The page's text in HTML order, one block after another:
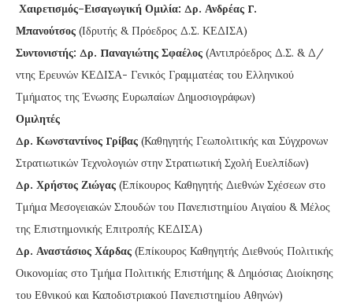
Χαιρετισμός–Εισαγωγική Ομιλία: Δρ. Ανδρέας Γ.
Μπανούτσος (Ιδρυτής & Πρόεδρος Δ.Σ. ΚΕΔΙΣΑ)
Συντονιστής: Δρ. Παναγιώτης Σφαέλος (Αντιπρόεδρος Δ.Σ. & Δ/
ντης Ερευνών ΚΕΔΙΣΑ- Γενικός Γραμματέας του Ελληνικού
Τμήματος της Ένωσης Ευρωπαίων Δημοσιογράφων)
Ομιλητές
Δρ. Κωνσταντίνος Γρίβας (Καθηγητής Γεωπολιτικής και Σύγχρονων
Στρατιωτικών Τεχνολογιών στην Στρατιωτική Σχολή Ευελπίδων)
Δρ. Χρήστος Ζιώγας (Επίκουρος Καθηγητής Διεθνών Σχέσεων στο
Τμήμα Μεσογειακών Σπουδών του Πανεπιστημίου Αιγαίου & Μέλος
της Επιστημονικής Επιτροπής ΚΕΔΙΣΑ)
Δρ. Αναστάσιος Χάρδας (Επίκουρος Καθηγητής Διεθνούς Πολιτικής
Οικονομίας στο Τμήμα Πολιτικής Επιστήμης & Δημόσιας Διοίκησης
του Εθνικού και Καποδιστριακού Πανεπιστημίου Αθηνών)